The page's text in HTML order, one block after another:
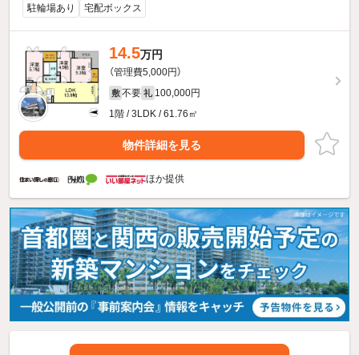
駐輪場あり 宅配ボックス
14.5万円
（管理費5,000円）
敷 不要 礼 100,000円
1階 / 3LDK / 61.76㎡
物件詳細を見る
ほか提供